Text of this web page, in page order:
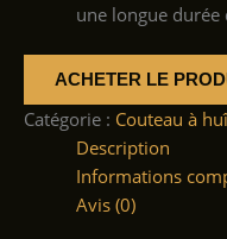
une longue durée
ACHETER LE
Catégorie : Couteau à
Description
Informations
Avis (0)